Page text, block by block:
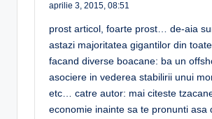
aprilie 3, 2015, 08:51
prost articol, foarte prost… de-aia
astazi majoritatea gigantilor din
facand diverse boacane: ba un
asociere in vederea stabilirii unui
etc… catre autor: mai citeste
economie inainte sa te pronunti asa